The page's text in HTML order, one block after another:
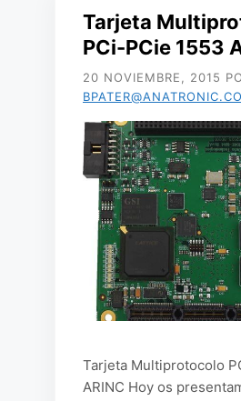
Tarjeta
PCi-PCie 1553
20 NOVIEMBRE, 2015
Tarjeta Multiprotocolo
ARINC Hoy os